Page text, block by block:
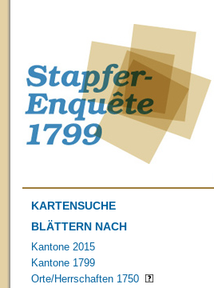
KARTENSUCHE
BLÄTTERN NACH
Kantone 2015
Kantone 1799
Orte/Herrschaften 1750